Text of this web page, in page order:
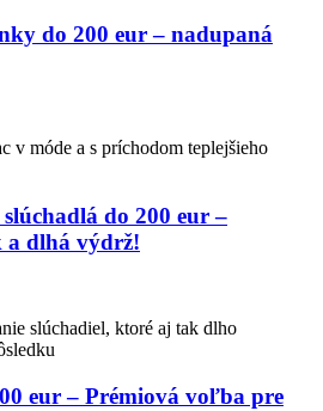
do 200 eur – nadupaná
v móde a s príchodom teplejšieho
do 200 eur –
a dlhá výdrž!
slúchadiel, ktoré aj tak dlho
eur – Prémiová voľba pre